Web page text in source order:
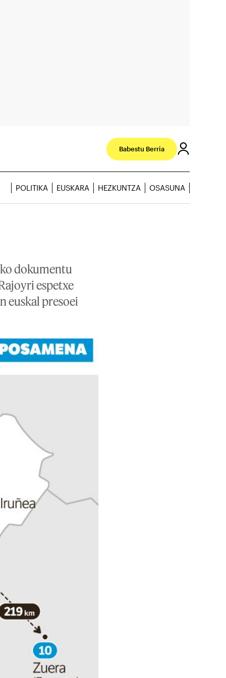
Babestu Berria
POLITIKA EUSKARA HEZKUNTZA OSASUNA
dokumentu
espetxe
euskal presoei